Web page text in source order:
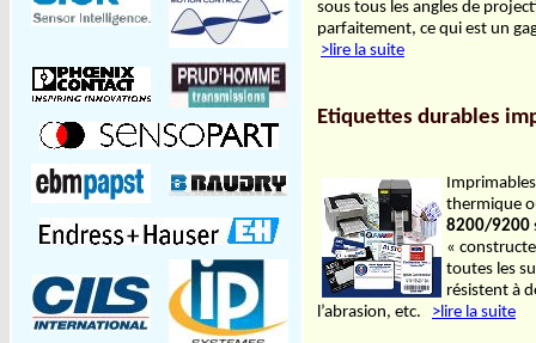
sous tous les angles de
parfaitement, ce qui est un
>lire la suite
Etiquettes durables
thermique
8200/9200
«
toutes les
résistent à
l’abrasion, etc. >lire la suite